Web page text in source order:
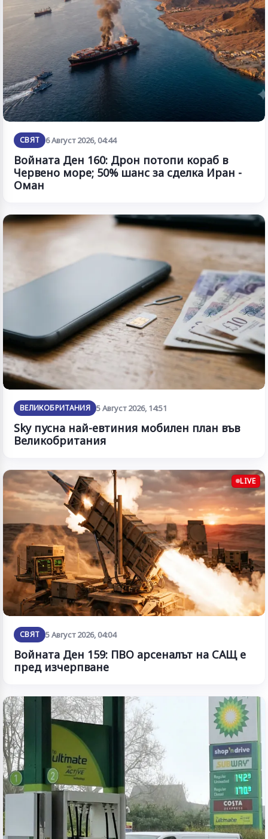
СВЯТ 6 Август 2026, 04:44
Войната Ден 160: Дрон потопи кораб в
Червено море; 50% шанс за сделка Иран -
Оман
ВЕЛИКОБРИТАНИЯ 5 Август 2026, 14:51
Sky пусна най-евтиния мобилен план във
Великобритания
LIVE
СВЯТ 5 Август 2026, 04:04
Войната Ден 159: ПВО арсеналът на САЩ е
пред изчерпване